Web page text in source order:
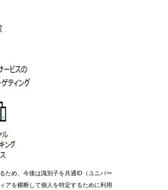
ため、今後は識別子を共通 ID （ユニバー
アを横断して個人を特定するために利用